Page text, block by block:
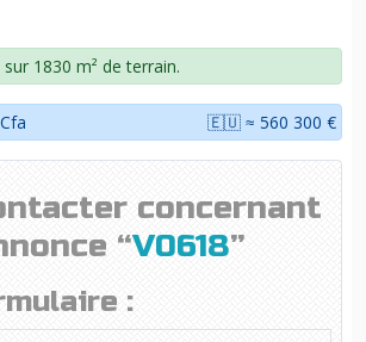
1830 m² de terrain.
🇪🇺 ≈ 560 300 €
concernant
“V0618”
: